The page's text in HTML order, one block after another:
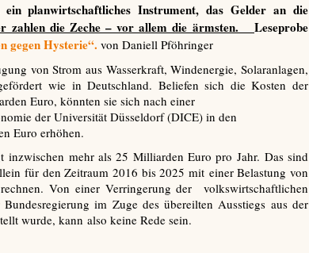
ein planwirtschaftliches Instrument, das Gelder an die
zahlen die Zeche – vor allem die ärmsten.Leseprobe
gegen Hysterie“. von Daniell Pföhringer
von Strom aus Wasserkraft, Windenergie, Solaranlagen,
wie in Deutschland. Beliefen sich die Kosten der
Euro, könnten sie sich nach einer
der Universität Düsseldorf (DICE) in den
Euro erhöhen.
inzwischen mehr als 25 Milliarden Euro pro Jahr. Das sind
für den Zeitraum 2016 bis 2025 mit einer Belastung von
Von einer Verringerung der volkswirtschaftlichen
im Zuge des übereilten Ausstiegs aus der
wurde, kann also keine Rede sein.